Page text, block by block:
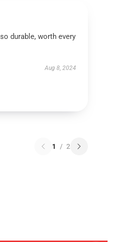
durable, worth every
Aug 8, 2024
1 / 2